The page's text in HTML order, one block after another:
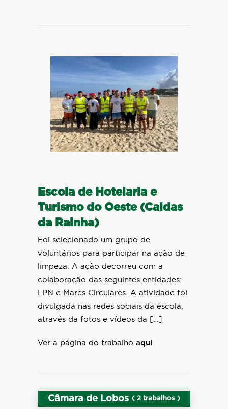
Escola de Hotelaria e
Turismo do Oeste (Caldas
da Rainha)
Foi selecionado um grupo de
voluntários para participar na ação de
limpeza. A ação decorreu com a
colaboração das seguintes entidades:
LPN e Mares Circulares. A atividade foi
divulgada nas redes sociais da escola,
através da fotos e vídeos da […]
Ver a página do trabalho aqui.
Câmara de Lobos ( 2 trabalhos )